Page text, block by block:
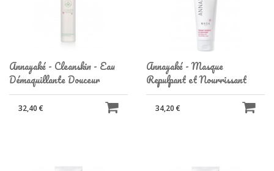
Annayaké - Cleanskin - Eau
Démaquillante Douceur
32,40 €
Annayaké - Masque
Repulpant et Nourrissant
34,20 €